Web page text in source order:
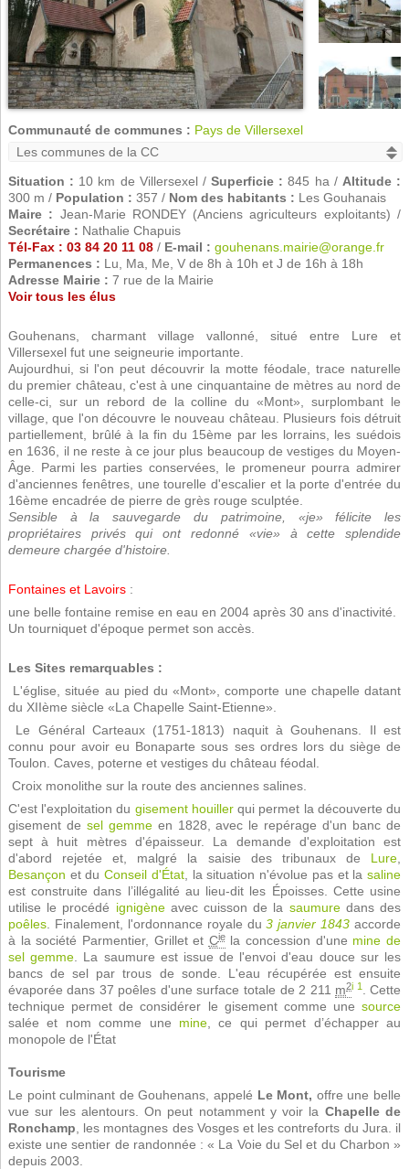
Communauté de communes : Pays de Villersexel
Situation : 10 km de Villersexel /Superficie : 845 ha / Altitude :
300 m / Population : 357 / Nom des habitants : Les Gouhanais
Maire : Jean-Marie RONDEY (Anciens agriculteurs exploitants) /
Secrétaire : Nathalie Chapuis
Tél-Fax : 03 84 20 11 08/ E-mail : gouhenans.mairie@orange.fr
Permanences : Lu, Ma, Me, V de 8h à 10h et J de 16h à 18h
Adresse Mairie : 7 rue de la Mairie
Voir tous les élus
Gouhenans, charmant village vallonné, situé entre Lure et
Villersexel fut une seigneurie importante.
Aujourdhui, si l'on peut découvrir la motte féodale, trace naturelle
du premier château, c'est à une cinquantaine de mètres au nord de
celle-ci, sur un rebord de la colline du «Mont», surplombant le
village, que l'on découvre le nouveau château. Plusieurs fois détruit
partiellement, brûlé à la fin du 15ème par les lorrains, les suédois
en 1636, il ne reste à ce jour plus beaucoup de vestiges du Moyen-
Âge. Parmi les parties conservées, le promeneur pourra admirer
d'anciennes fenêtres, une tourelle d'escalier et la porte d'entrée du
16ème encadrée de pierre de grès rouge sculptée.
Sensible à la sauvegarde du patrimoine, «je» félicite les
propriétaires privés qui ont redonné «vie» à cette splendide
demeure chargée d'histoire.
Fontaines et Lavoirs:
une belle fontaine remise en eau en 2004 après 30 ans d'inactivité.
Un tourniquet d'époque permet son accès.
Les Sites remarquables :
 L'église, située au pied du «Mont», comporte une chapelle datant
du XIIème siècle «La Chapelle Saint-Etienne». 
Le Général Carteaux (1751-1813) naquit à Gouhenans. Il est
connu pour avoir eu Bonaparte sous ses ordres lors du siège de
Toulon. Caves, poterne et vestiges du château féodal. 
Croix monolithe sur la route des anciennes salines.
C'est l'exploitation du gisement houillerqui permet la découverte du
gisement de sel gemmeen 1828, avec le repérage d'un banc de
sept à huit mètres d'épaisseur. La demande d'exploitation est
d'abord rejetée et, malgré la saisie des tribunaux de Lure
Besançon et duConseil d'État, la situation n'évolue pas et lasaline
est construite dans l’illégalité au lieu-dit les Époisses. Cette usine
utilise le procédé ignigèneavec cuisson de la saumuredans des
poêles. Finalement, l'ordonnance royale du3 janvier 1843 accorde
à la société Parmentier, Grillet et Ciela concession d'une mine de
sel gemme . La saumure est issue de l'envoi d'eau douce sur les
bancs de sel par trous de sonde. L'eau récupérée est ensuite
évaporée dans 37 poêles d'une surface totale de 2 211 m2i 1. Cette
technique permet de considérer le gisement comme unesource
salée et nom comme une mine , ce qui permet d’échapper au
monopole de l'État
Tourisme
Le point culminant de Gouhenans, appelé Le Mont, offre une belle
vue sur les alentours. On peut notamment y voir la Chapelle de
Ronchamp , les montagnes des Vosges et les contreforts du Jura. il
existe une sentier de randonnée : « La Voie du Sel et du Charbon »
depuis 2003.